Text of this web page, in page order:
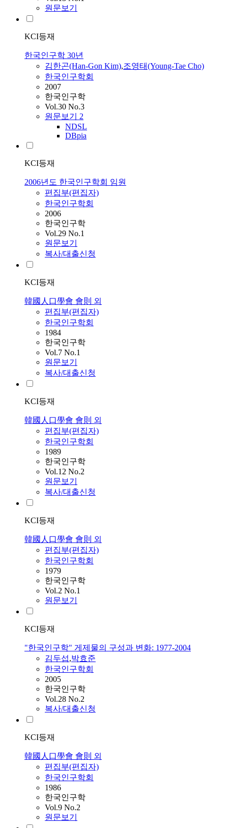
원문보기
KCI등재
한국인구학 30년
김한곤(Han-Gon Kim),조영태(Young-Tae Cho)
한국인구학회
2007
한국인구학
Vol.30 No.3
원문보기 2
NDSL
DBpia
KCI등재
2006년도 한국인구학회 임원
편집부(편집자)
한국인구학회
2006
한국인구학
Vol.29 No.1
원문보기
복사/대출신청
KCI등재
韓國人口學會 會則 외
편집부(편집자)
한국인구학회
1984
한국인구학
Vol.7 No.1
원문보기
복사/대출신청
KCI등재
韓國人口學會 會則 외
편집부(편집자)
한국인구학회
1989
한국인구학
Vol.12 No.2
원문보기
복사/대출신청
KCI등재
韓國人口學會 會則 외
편집부(편집자)
한국인구학회
1979
한국인구학
Vol.2 No.1
원문보기
KCI등재
"한국인구학" 게제물의 구성과 변화: 1977-2004
김두섭,박효준
한국인구학회
2005
한국인구학
Vol.28 No.2
복사/대출신청
KCI등재
韓國人口學會 會則 외
편집부(편집자)
한국인구학회
1986
한국인구학
Vol.9 No.2
원문보기